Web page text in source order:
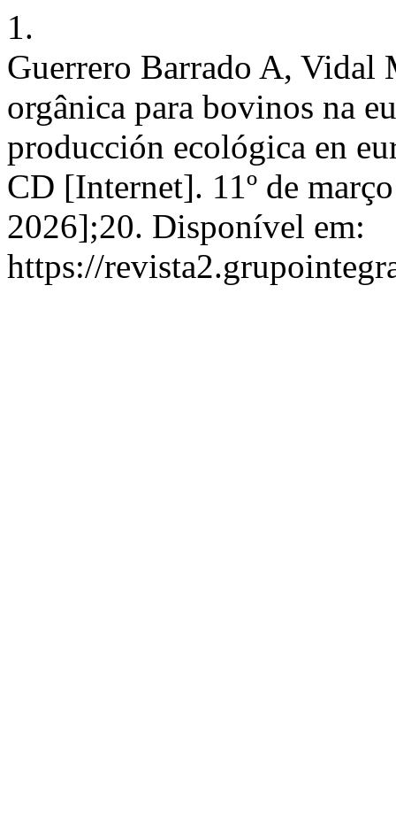
1.
Guerrero Barrado A, Vidal
orgânica para bovinos na
producción ecológica en
CD [Internet]. 11º de
2026];20. Disponível em:
https://